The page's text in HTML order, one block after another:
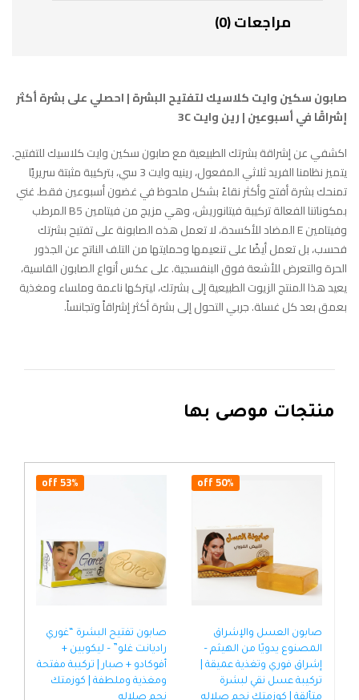
مراجعات (0)
صابون سكين وايت كلاسيك لتفتيح البشرة | احصلي على بشرة أكثر
إشراقًا في أسبوعين | رين وايت 3C
اكشفي عن إشراقة بشرتك الطبيعية مع صابون سكين وايت كلاسيك للتفتيح.
يتميز نظامنا الفريد ثلاثي المفعول، رينيه وايت 3 سي، بتركيبة مثبتة سريريًا
تمنحك بشرة أفتح وأكثر نقاءً بشكل ملحوظ في غضون أسبوعين فقط. غني
بمكوناتنا الفعالة تركيبة فيتانوريش، وهي مزيج من فيتامين B5 المرطب
وفيتامين E المضاد للأكسدة، لا تعمل هذه الصابونة على تفتيح بشرتك
فحسب، بل تعمل أيضًا على تنعيمها وحمايتها من التلف الناتج عن الجذور
الحرة والتعرض للأشعة فوق البنفسجية. على عكس أنواع الصابون القاسية،
يعيد هذا المنتج الزيوت الطبيعية إلى بشرتك، ليتركها ناعمة وملساء ومغذية
بعمق بعد كل غسلة. جربي التحول إلى بشرة أكثر إشراقاً وتجانساً.
منتجات موصى بها
50% off
صابون العسل والإشراق
المصنوع يدويًا من الهيثم –
إشراق فوري وتغذية عميقة |
تركيبة عسل نقي لبشرة
متألقة | كوزمتك نجم صلاله
53% off
صابون تفتيح البشرة “غوري
راديانت غلو” – ليكوبين +
أفوكادو + صبار | تركيبة مفتحة
ومغذية وملطفة | كوزمتك
نجم صلاله